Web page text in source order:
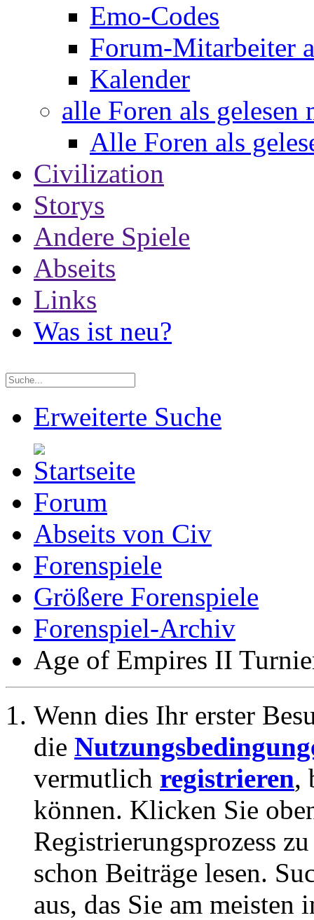
Emo-Codes
Forum-Mitarbeiter
Kalender
alle Foren als gelesen
Alle Foren als
Civilization
Storys
Andere Spiele
Abseits
Links
Was ist neu?
Erweiterte Suche
Forum
Abseits von Civ
Forenspiele
Größere Forenspiele
Forenspiel-Archiv
Age of Empires II
Wenn dies Ihr erster
die
vermutlich registrieren,
können. Klicken Sie
Registrierungsprozess
schon Beiträge lesen.
aus, das Sie am meisten